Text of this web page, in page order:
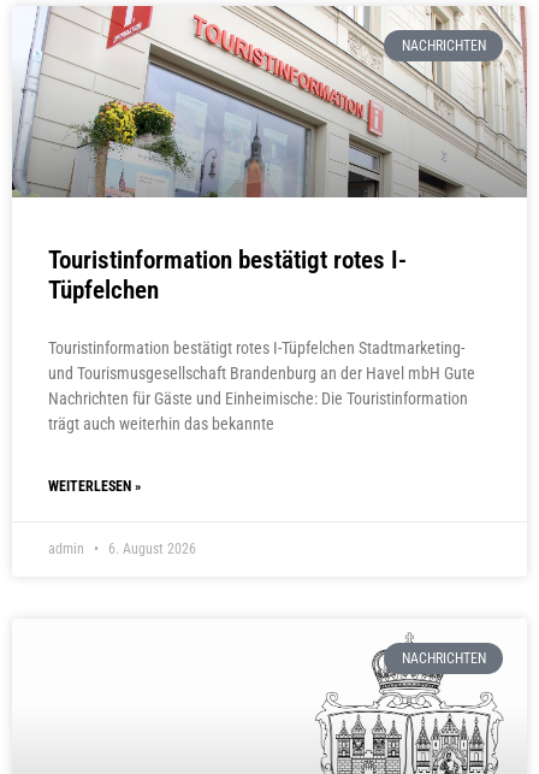
NACHRICHTEN
Touristinformation bestätigt rotes I-
Tüpfelchen
Touristinformation bestätigt rotes I-Tüpfelchen Stadtmarketing-
und Tourismusgesellschaft Brandenburg an der Havel mbH Gute
Nachrichten für Gäste und Einheimische: Die Touristinformation
trägt auch weiterhin das bekannte
WEITERLESEN »
admin 6. August 2026
NACHRICHTEN